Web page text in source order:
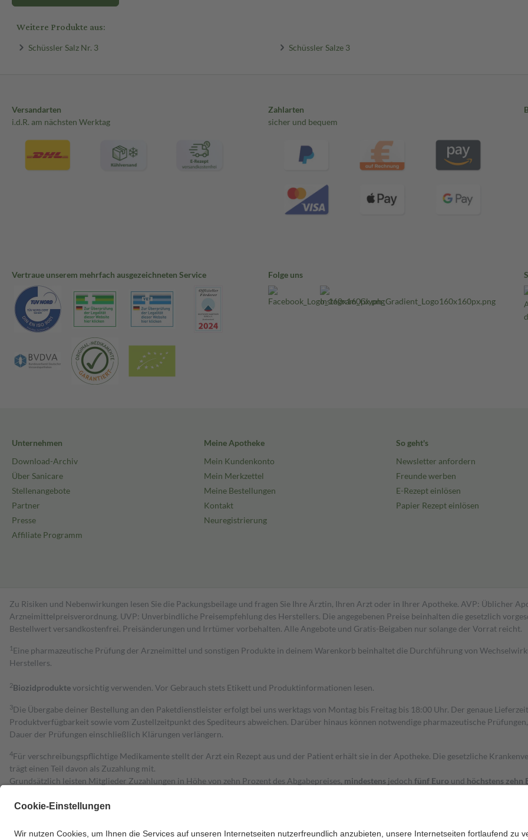
Weitere Produkte aus:
Schüssler Salz Nr. 3 Schüssler Salze 3
Versandarten
i.d.R. am nächsten Werktag
Zahlarten
sicher und bequem
Vertraue unserem mehrfach ausgezeichneten Service Folge uns
Unternehmen
Download-Archiv
Über Sanicare
Stellenangebote
Partner
Presse
Affiliate Programm
Meine Apotheke
Mein Kundenkonto
Mein Merkzettel
Meine Bestellungen
Kontakt
Neuregistrierung
So geht's
Newsletter anfordern
Freunde werben
E-Rezept einlösen
Papier Rezept einlösen
Zu Risiken und Nebenwirkungen lesen Sie die Packungsbeilage und fragen Sie Ihre Ärztin, Ihren Arzt oder in Ihrer Apotheke. AVP: Üblicher
Arzneimittelpreisverordnung. UVP: Unverbindliche Preisempfehlung des Herstellers. Die angegebenen Preise beinhalten die gesetzlich
Bestell­wert versand­kosten­frei. Preisänderungen und Irrtümer vorbehalten. Alle Angebote und Gratis-Beigaben nur solange der Vorrat reicht.
1 Eine pharmazeutische Prüfung der Arzneimittel und sonstigen Produkte in deinem Warenkorb beinhaltet die Durchführung von
Herstellers.
2Biozidproduktevorsichtig verwenden. Vor Gebrauch stets Etikett und Produktinformationen lesen.
3Die Übergabe deiner Bestellung an den Paketdienstleister erfolgt bei uns werktags von Montag bis Freitag bis 18:00 Uhr. Der genaue
Produktverfügbarkeit sowie vom Zustellzeitpunkt des Spediteurs abweichen. Darüber hinaus können notwendige pharmazeutische
Dauer der Prüfungen einschließlich Klärungen verlängern.
4Für verschreibungspflichtige Medikamente stellt der Arzt ein Rezept aus und der Patient erhält sie in der Apotheke. Die gesetzliche
trägt einen Teil davon als Zuzahlung mit.
Grundsätzlich leisten Mitglieder Zuzahlungen in Höhe von zehn Prozent des Abgabepreises, mindestens jedoch fünf Euro und höchstens zehn
Diese Regeln gelten grundsätzlich auch für Online-Apotheken.
Um das Engagement der Versicherten für ihre eigene Gesundheit zu stärken und die besondere Stellung der Familie zu unterstützen, fallen